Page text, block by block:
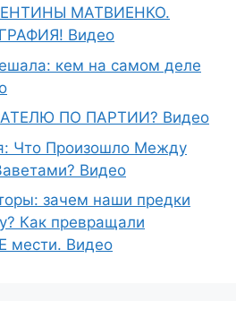
МАТВИЕНКО.
Видео
кем на самом деле
ПО ПАРТИИ? Видео
Что Произошло Между
Видео
зачем наши предки
Как превращали
мести. Видео